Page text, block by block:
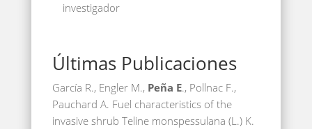
investigador
Últimas Publicaciones
García R., Engler M., Peña E., Pollnac F.,
Pauchard A. Fuel characteristics of the
invasive shrub Teline monspessulana (L.) K.